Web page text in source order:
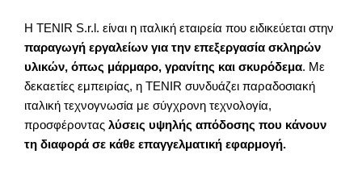
Η TENIR S.r.l. είναι η ιταλική εταιρεία που ειδικεύεται στην
παραγωγή εργαλείων για την επεξεργασία σκληρών
υλικών, όπως μάρμαρο, γρανίτης και σκυρόδεμα. Με
δεκαετίες εμπειρίας, η TENIR συνδυάζει παραδοσιακή
ιταλική τεχνογνωσία με σύγχρονη τεχνολογία,
προσφέροντας λύσεις υψηλής απόδοσης που κάνουν
τη διαφορά σε κάθε επαγγελματική εφαρμογή.